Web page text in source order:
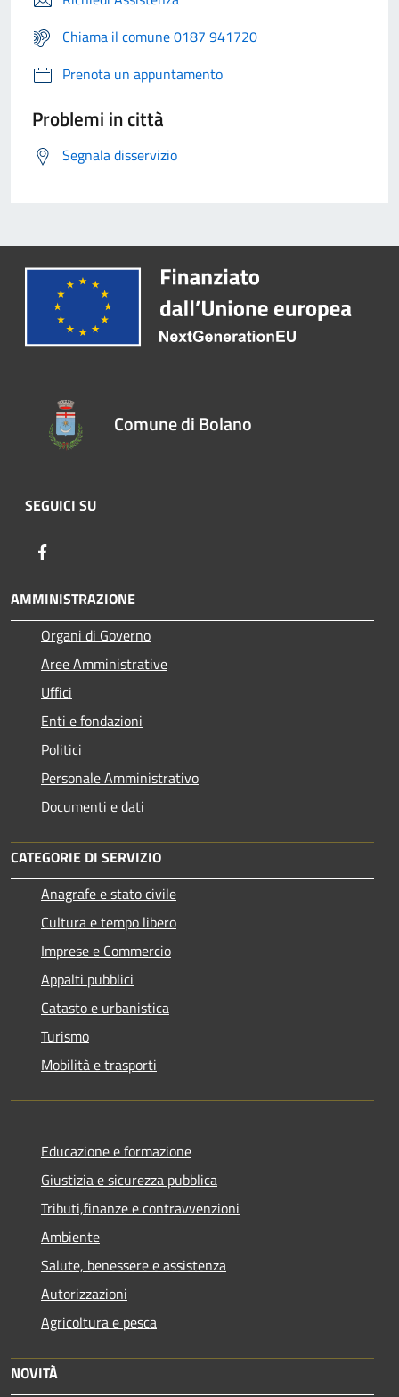
Chiama il comune 0187 941720
Prenota un appuntamento
Problemi in città
Segnala disservizio
Comune di Bolano
SEGUICI SU
AMMINISTRAZIONE
Organi di Governo
Aree Amministrative
Uffici
Enti e fondazioni
Politici
Personale Amministrativo
Documenti e dati
CATEGORIE DI SERVIZIO
Anagrafe e stato civile
Cultura e tempo libero
Imprese e Commercio
Appalti pubblici
Catasto e urbanistica
Turismo
Mobilità e trasporti
Educazione e formazione
Giustizia e sicurezza pubblica
Tributi,finanze e contravvenzioni
Ambiente
Salute, benessere e assistenza
Autorizzazioni
Agricoltura e pesca
NOVITÀ